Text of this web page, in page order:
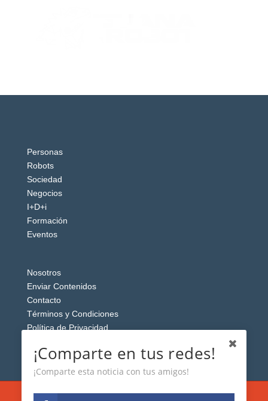
Personas
Robots
Sociedad
Negocios
I+D+i
Formación
Eventos
Nosotros
Enviar Contenidos
Contacto
Términos y Condiciones
Política de Privacidad
¡Comparte en tus redes!
¡Comparte esta noticia con tus amigos!